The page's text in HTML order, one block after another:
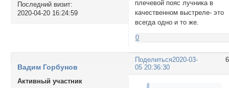
Последний визит:
2020-04-20 16:24:59
плечевой пояс лучника в
качественном выстреле- это
всегда одно и то же.
0
Поделиться2020-03-
05 20:36:30
Вадим Горбунов
Активный участник